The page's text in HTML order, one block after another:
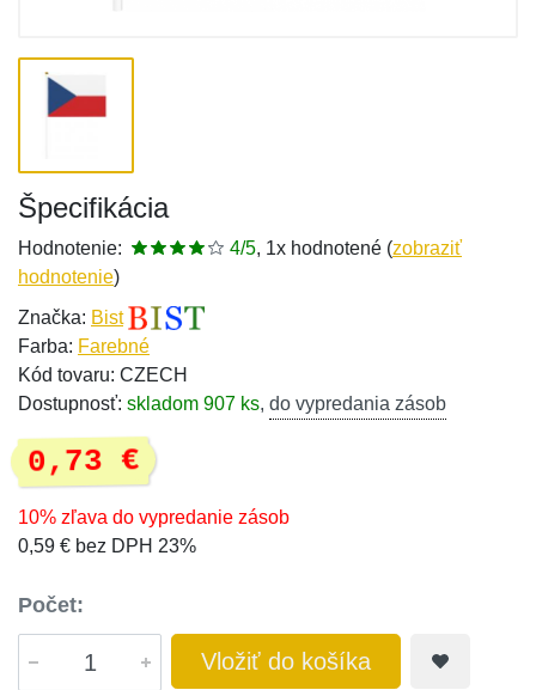
Špecifikácia
Hodnotenie: 4/5, 1x hodnotené (zobraziť
hodnotenie)
Značka: Bist
Farba: Farebné
Kód tovaru: CZECH
Dostupnosť: skladom 907 ks, do vypredania zásob
0,73 €
10% zľava do vypredanie zásob
0,59 € bez DPH 23%
Počet:
Vložiť do košíka